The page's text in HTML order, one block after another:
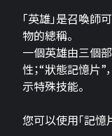
「英雄」是召喚
物的總稱。
一個英雄由三個
性；“狀態記憶片”
示特殊技能。
您可以使用「記憶